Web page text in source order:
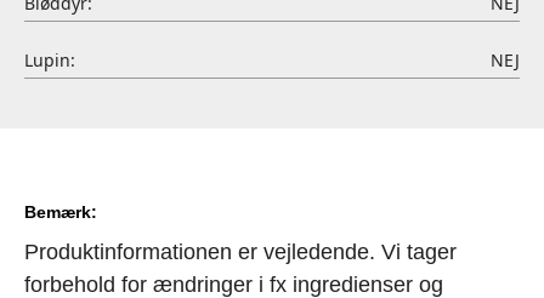
Lupin: NEJ
Bemærk:
Produktinformationen er vejledende. Vi tager
forbehold for ændringer i fx ingredienser og